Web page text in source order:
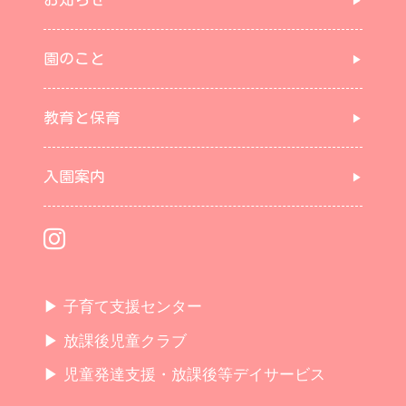
園のこと
教育と保育
入園案内
▶ 子育て支援センター
▶ 放課後児童クラブ
▶ 児童発達支援・放課後等デイサービス